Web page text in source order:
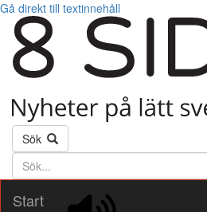
Gå direkt till textinnehåll
Sök
Söktext
Start